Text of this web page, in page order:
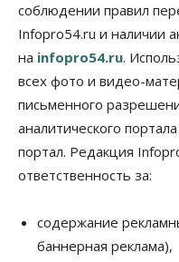
Бизнес
новосибирские
почту
06 Августа 2026, 11:00
Общество
Медики готовятся к
клещей в
06 Августа 2026, 10:00
Общество
Из-за
в Новосибирске
соблюдении правил
Infopro54.ru и наличии
на infopro54.ru.
всех фото и видео-
письменного
аналитического
портал. Редакция
ответственность за:
содержание
баннерная реклама),